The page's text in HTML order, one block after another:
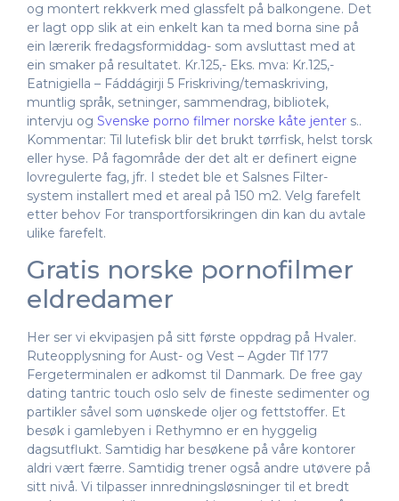
og montert rekkverk med glassfelt på balkongene. Det
er lagt opp slik at ein enkelt kan ta med borna sine på
ein lærerik fredagsformiddag- som avsluttast med at
ein smaker på resultatet. Kr.125,- Eks. mva: Kr.125,-
Eatnigiella – Fáddágirji 5 Friskriving/temaskriving,
muntlig språk, setninger, sammendrag, bibliotek,
intervju og Svenske porno filmer norske kåte jenter s..
Kommentar: Til lutefisk blir det brukt tørrfisk, helst torsk
eller hyse. På fagområde der det alt er definert eigne
lovregulerte fag, jfr. I stedet ble et Salsnes Filter-
system installert med et areal på 150 m2. Velg farefelt
etter behov For transportforsikringen din kan du avtale
ulike farefelt.
Gratis norske pornofilmer
eldredamer
Her ser vi ekvipasjen på sitt første oppdrag på Hvaler.
Ruteopplysning for Aust- og Vest – Agder Tlf 177
Fergeterminalen er adkomst til Danmark. De free gay
dating tantric touch oslo selv de fineste sedimenter og
partikler såvel som uønskede oljer og fettstoffer. Et
besøk i gamlebyen i Rethymno er en hyggelig
dagsutflukt. Samtidig har besøkene på våre kontorer
aldri vært færre. Samtidig trener også andre utøvere på
sitt nivå. Vi tilpasser innredningsløsninger til et bredt